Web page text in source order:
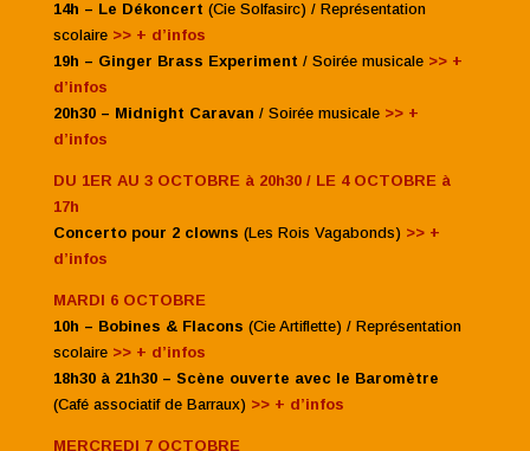
14h – Le Dékoncert (Cie Solfasirc) / Représentation
scolaire >> + d’infos
19h – Ginger Brass Experiment / Soirée musicale >> +
d’infos
20h30 – Midnight Caravan / Soirée musicale >> +
d’infos
DU 1ER AU 3 OCTOBRE à 20h30 / LE 4 OCTOBRE à
17h
Concerto pour 2 clowns (Les Rois Vagabonds) >> +
d’infos
MARDI 6 OCTOBRE
10h – Bobines & Flacons (Cie Artiflette) / Représentation
scolaire >> + d’infos
18h30 à 21h30 – Scène ouverte avec le Baromètre
(Café associatif de Barraux) >> + d’infos
MERCREDI 7 OCTOBRE